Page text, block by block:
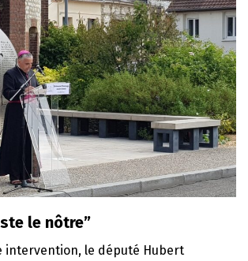
le nôtre”
intervention, le député Hubert